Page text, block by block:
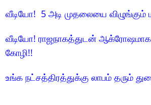
வீடியோ! 5 அடி முதலையை விழுங்கும்
வீடியோ! ராஜநாகத்துடன்
கோழி!!
உங்க நட்சத்திரத்துக்கு லாபம் தரும்